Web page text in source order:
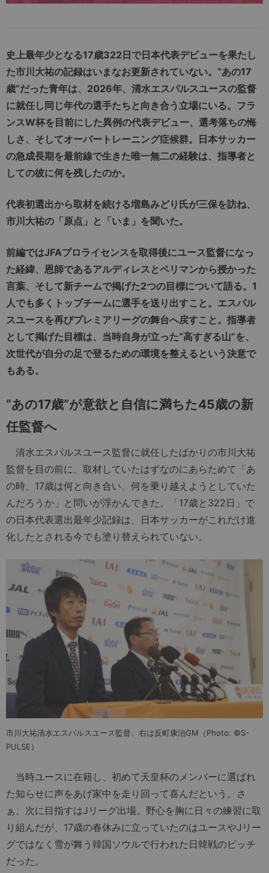
史上最年少となる17歳322日で日本代表デビューを果たし
た市川大祐の記録はいまなお更新されていない。“あの17
歳”だった青年は、2026年、清水エスパルスユースの監督
に就任し同じ年代の選手たちと向き合う立場にいる。フラ
ンスW杯を目前にした異例の代表デビュー、選考落ちの悔
しさ、そしてオーバートレーニング症候群。日本サッカー
の急成長期を最前線で生きた唯一無二の経験は、指導者と
しての彼に何を残したのか。
代表初選出から取材を続ける増島みどり氏が三保を訪ね、
市川大祐の「原点」と「いま」を聞いた。
前編ではJFAプロライセンスを取得後にユース監督になっ
た経緯、恩師であるアルディレスとペリマンから授かった
言葉、そして新チームで掲げた2つの目標について語る。1
人でも多くトップチームに選手を送り出すこと。エスパル
スユースを再びプレミアリーグの舞台へ戻すこと。指導者
として掲げた目標は、当時自身が立った“高すぎる山”を、
次世代が自分の足で登るための環境を整えるという決意で
もある。
“あの17歳”が意欲と自信に満ちた45歳の新
任監督へ
清水エスパルスユース監督に就任したばかりの市川大祐
監督を目の前に、取材していたはずなのにあらためて「あ
の時、17歳は何と向き合い、何を乗り越えようとしていた
んだろうか」と問いが浮かんできた。「17歳と322日」で
の日本代表選出最年少記録は、日本サッカーがこれだけ進
化したとされる今でも塗り替えられていない。
市川大祐清水エスパルスユース監督、右は反町康治GM（Photo: ©S-
PULSE）
当時ユースに在籍し、初めて天皇杯のメンバーに選ばれ
た知らせに声をあげ家中を走り回って喜んだという。さ
ぁ、次に目指すはJリーグ出場。野心を胸に日々の練習に取
り組んだが、17歳の春休みに立っていたのはユースやJリー
グではなく雪が舞う韓国ソウルで行われた日韓戦のピッチ
だった。